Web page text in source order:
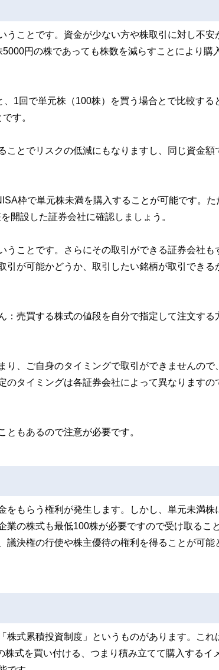
ことです。資金が少ない方や株取引に対し不安
円の株であっても株数を減らすことにより購
1回で単元株（100株）を買う場合とで比較する
す。
とでリスクの低減にもなりますし、同じ資金額
枠で単元株未満を購入することが可能です。た
開設した証券会社に確認しましょう。
ことです。さらにその取引ができる証券会社も
が可能かどうか、取引したい銘柄が取引できる
：売買する株式の値段を自分で指定して注文する
り、ご自身のタイミングで取引ができませんので
タイミングは各証券会社によって異なりますの
もあるので注意が必要です。
もらう権利が発生します。しかし、単元未満株
業の株式も最低100株が必要ですので受け取るこ
決権の行使や株主優待の権利を得ることが可能
株式累積投資制度」というものがあります。これ
式を買い付ける、つまり積み立てて購入するイ